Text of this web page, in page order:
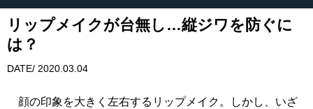
リップメイクが台無し…縦ジワを防ぐに
は？
DATE/ 2020.03.04
顔の印象を大きく左右するリップメイク。しかし、いざ